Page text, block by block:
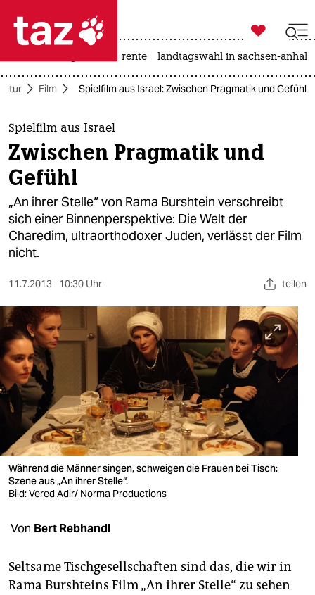
 taz zahl ich
taz zahl ich
themen
politik
öko
gesellschaft
kultur
sport
berlin
nord
wahrheit
verlag
verlag
veranstaltungen
shop
fragen & hilfe
abo

taz zahl ich
rente landtagswahl in sachsen-anhalt
Film Spielfilm aus Israel: Zwischen Pragmatik und Gefühl
Spielfilm aus Israel
Zwischen Pragmatik und
Gefühl
„An ihrer Stelle“ von Rama Burshtein verschreibt
sich einer Binnenperspektive: Die Welt der
Charedim, ultraorthodoxer Juden, verlässt der Film
nicht.
11.7.2013 10:30 Uhr teilen
Während die Männer singen, schweigen die Frauen bei Tisch:
Szene aus „An ihrer Stelle“.
Bild: Vered Adir/ Norma Productions
Von Bert Rebhandl
Seltsame Tischgesellschaften sind das, die wir in
Rama Burshteins Film „An ihrer Stelle“ zu sehen